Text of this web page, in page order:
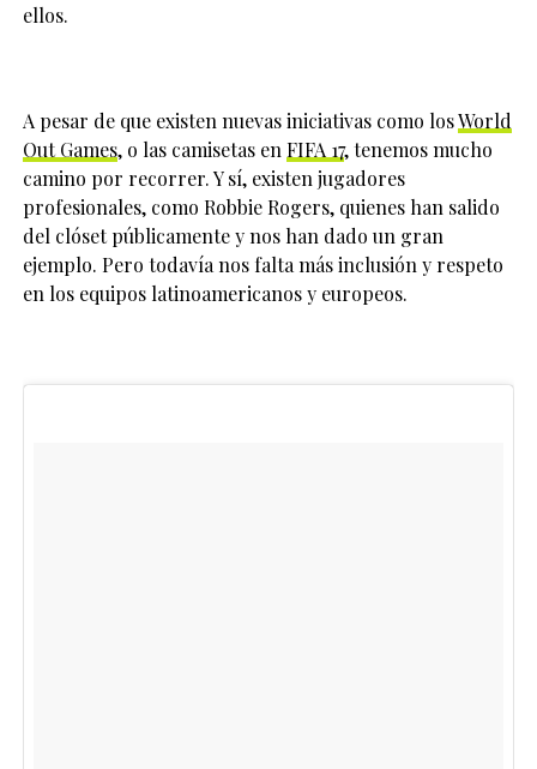
ellos.
A pesar de que existen nuevas iniciativas como losWorld
Out Games, o las camisetas en FIFA 17, tenemos mucho
camino por recorrer. Y sí, existen jugadores
profesionales, como Robbie Rogers, quienes han salido
del clóset públicamente y nos han dado un gran
ejemplo. Pero todavía nos falta más inclusión y respeto
en los equipos latinoamericanos y europeos.